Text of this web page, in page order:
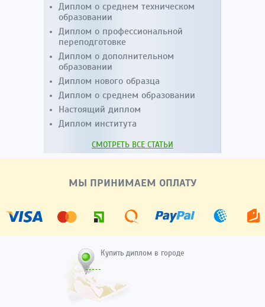
Диплом о среднем техническом
образовании
Диплом о профессиональной
переподготовке
Диплом о дополнительном
образовании
Диплом нового образца
Диплом о среднем образовании
Настоящий диплом
Диплом института
СМОТРЕТЬ ВСЕ СТАТЬИ
МЫ ПРИНИМАЕМ ОПЛАТУ
Купить диплом в городе